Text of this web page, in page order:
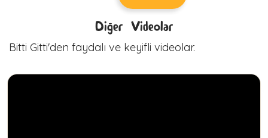
Diğer Videolar
Bitti Gitti'den faydalı ve keyifli videolar.